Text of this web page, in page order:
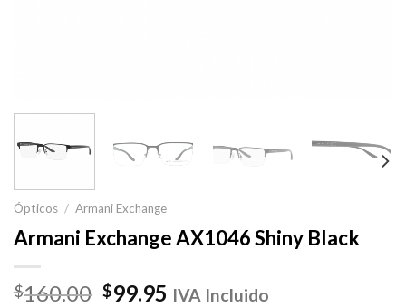
Ópticos / Armani Exchange
Armani Exchange AX1046 Shiny Black
$160.00 El
$99.95 El
IVA Incluido